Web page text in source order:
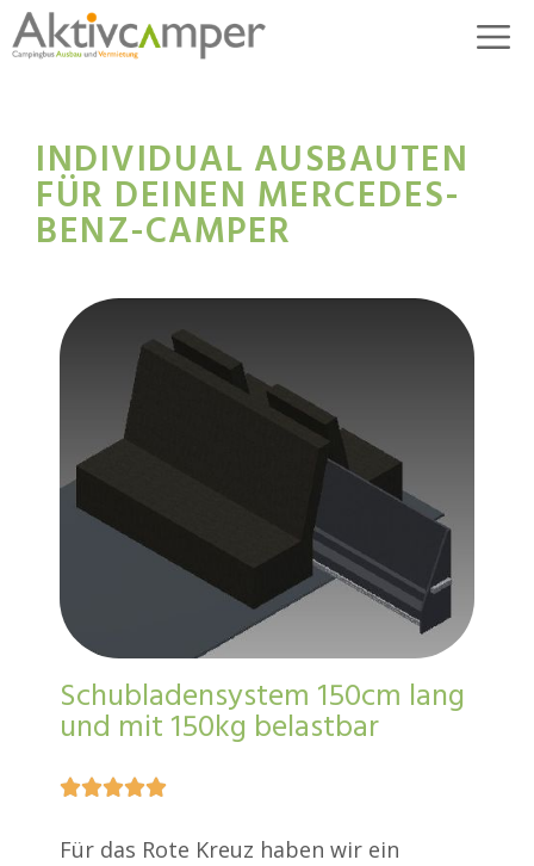
INDIVIDUAL AUSBAUTEN
FÜR DEINEN MERCEDES-
BENZ-CAMPER
Schubladensystem 150cm lang
und mit 150kg belastbar

Für das Rote Kreuz haben wir ein